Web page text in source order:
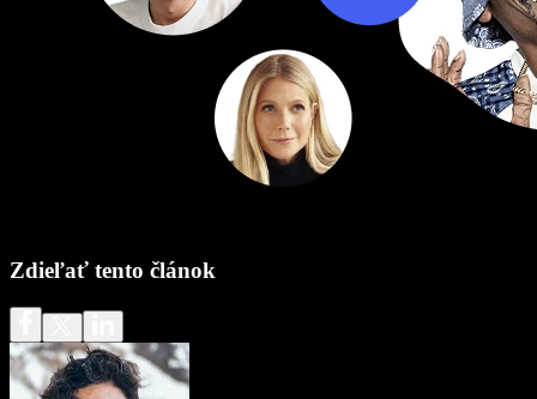
Zdieľať tento článok